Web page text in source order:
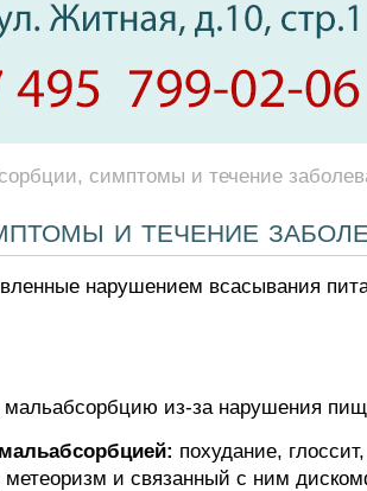
симптомы и течение
и течение
нарушением всасывания
из-за нарушения
похудание,
и связанный с ним